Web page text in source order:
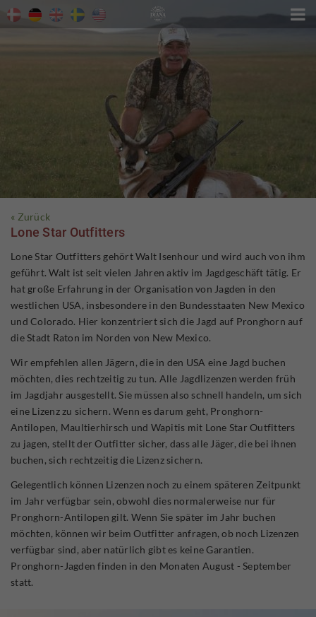

« Zurück
Lone Star Outfitters
Lone Star Outfitters gehört Walt Isenhour und wird auch von ihm
geführt. Walt ist seit vielen Jahren aktiv im Jagdgeschäft tätig. Er
hat große Erfahrung in der Organisation von Jagden in den
westlichen USA, insbesondere in den Bundesstaaten New Mexico
und Colorado. Hier konzentriert sich die Jagd auf Pronghorn auf
die Stadt Raton im Norden von New Mexico.
Wir empfehlen allen Jägern, die in den USA eine Jagd buchen
möchten, dies rechtzeitig zu tun. Alle Jagdlizenzen werden früh
im Jagdjahr ausgestellt. Sie müssen also schnell handeln, um sich
eine Lizenz zu sichern. Wenn es darum geht, Pronghorn-
Antilopen, Maultierhirsch und Wapitis mit Lone Star Outfitters
zu jagen, stellt der Outfitter sicher, dass alle Jäger, die bei ihnen
buchen, sich rechtzeitig die Lizenz sichern.
Gelegentlich können Lizenzen noch zu einem späteren Zeitpunkt
im Jahr verfügbar sein, obwohl dies normalerweise nur für
Pronghorn-Antilopen gilt. Wenn Sie später im Jahr buchen
möchten, können wir beim Outfitter anfragen, ob noch Lizenzen
verfügbar sind, aber natürlich gibt es keine Garantien.
Pronghorn-Jagden finden in den Monaten August - September
statt.